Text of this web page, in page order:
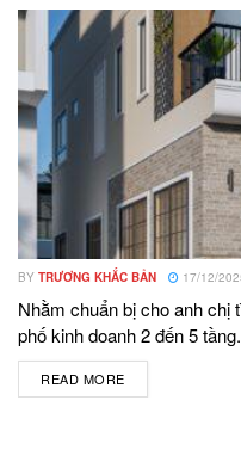
BY TRƯƠNG KHẮC BẢN 17/12/
Nhằm chuẩn bị cho anh chị
phố kinh doanh 2 đến 5
READ MORE